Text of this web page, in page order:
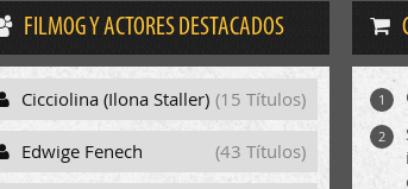
FILMOG Y ACTORES DESTACADOS
Cicciolina (Ilona Staller) (15 Títulos)
Edwige Fenech (43 Títulos)
1
2